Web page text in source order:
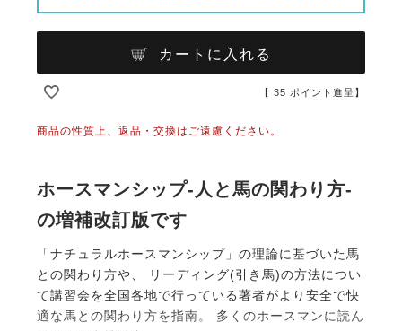
カートに入れる
【 35 ポイント進呈】
商品の性質上、返品・交換はご遠慮ください。
ホースマンシップ-人と馬の関わり方-
の増補改訂版です
「ナチュラルホースマンシップ」の理論に基づいた馬
との関わり方や、 リーディング(引き馬)の方法につい
て講習会を全国各地で行っている著者がより安全で快
適な馬との関わり方を指南。 多くのホースマンに読ん